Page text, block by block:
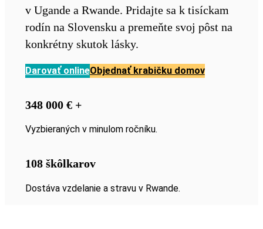
v Ugande a Rwande. Pridajte sa k tisíckam
rodín na Slovensku a premeňte svoj pôst na
konkrétny skutok lásky.
Darovať onlineObjednať krabičku domov
348 000 € +
Vyzbieraných v minulom ročníku.
108 škôlkarov
Dostáva vzdelanie a stravu v Rwande.